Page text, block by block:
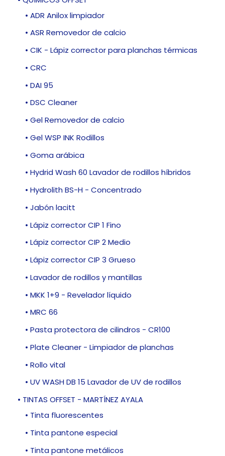
• ADR Anilox limpiador
• ASR Removedor de calcio
• CIK - Lápiz corrector para planchas térmicas
• CRC
• DAI 95
• DSC Cleaner
• Gel Removedor de calcio
• Gel WSP INK Rodillos
• Goma arábica
• Hydrid Wash 60 Lavador de rodillos híbridos
• Hydrolith BS-H - Concentrado
• Jabón lacitt
• Lápiz corrector CIP 1 Fino
• Lápiz corrector CIP 2 Medio
• Lápiz corrector CIP 3 Grueso
• Lavador de rodillos y mantillas
• MKK 1+9 - Revelador líquido
• MRC 66
• Pasta protectora de cilindros - CR100
• Plate Cleaner - Limpiador de planchas
• Rollo vital
• UV WASH DB 15 Lavador de UV de rodillos
• TINTAS OFFSET - MARTÍNEZ AYALA
• Tinta fluorescentes
• Tinta pantone especial
• Tinta pantone metálicos